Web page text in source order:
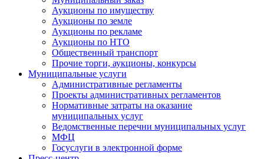
Аукционы по имуществу
Аукционы по земле
Аукционы по рекламе
Аукционы по НТО
Общественный транспорт
Прочие торги, аукционы, конкурсы
Муниципальные услуги
Административные регламенты
Проекты административных регламентов
Нормативные затраты на оказание
муниципальных услуг
Ведомственные перечни муниципальных услуг
МФЦ
Госуслуги в электронной форме